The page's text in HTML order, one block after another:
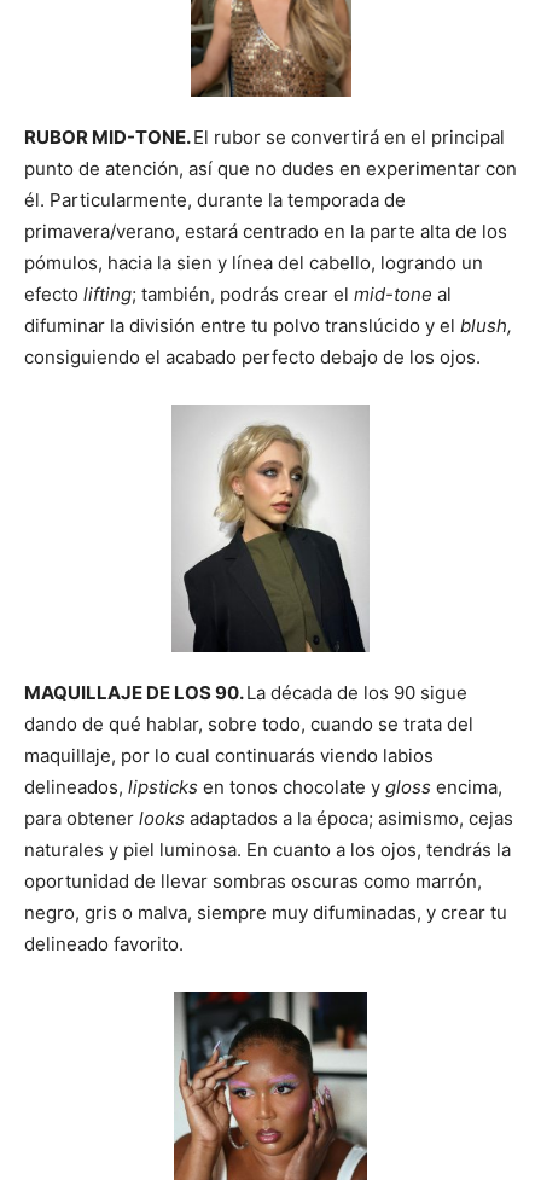
RUBOR MID-TONE.El rubor se convertirá en el principal
punto de atención, así que no dudes en experimentar con
él. Particularmente, durante la temporada de
primavera/verano, estará centrado en la parte alta de los
pómulos, hacia la sien y línea del cabello, logrando un
efecto lifting; también, podrás crear el mid-tone al
difuminar la división entre tu polvo translúcido y el blush,
consiguiendo el acabado perfecto debajo de los ojos.
MAQUILLAJE DE LOS 90.La década de los 90 sigue
dando de qué hablar, sobre todo, cuando se trata del
maquillaje, por lo cual continuarás viendo labios
delineados, lipsticks en tonos chocolate y gloss encima,
para obtener looks adaptados a la época; asimismo, cejas
naturales y piel luminosa. En cuanto a los ojos, tendrás la
oportunidad de llevar sombras oscuras como marrón,
negro, gris o malva, siempre muy difuminadas, y crear tu
delineado favorito.